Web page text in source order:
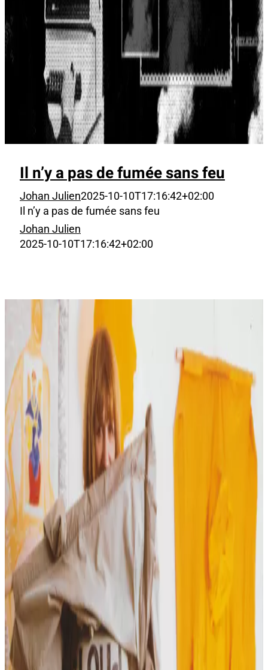
Il n’y a pas de fumée sans feu
Johan Julien2025-10-10T17:16:42+02:00
Il n’y a pas de fumée sans feu
Johan Julien
2025-10-10T17:16:42+02:00